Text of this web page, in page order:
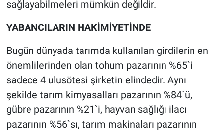
sağlayabilmeleri mümkün değildir.
YABANCILARIN HAKİMİYETİNDE
Bugün dünyada tarımda kullanılan girdilerin en
önemlilerinden olan tohum pazarının %65`i
sadece 4 ulusötesi şirketin elindedir. Aynı
şekilde tarım kimyasalları pazarının %84`ü,
gübre pazarının %21`i, hayvan sağlığı ilacı
pazarının %56`sı, tarım makinaları pazarının